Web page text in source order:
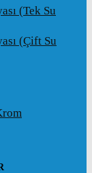
(Tek Su
(Çift Su